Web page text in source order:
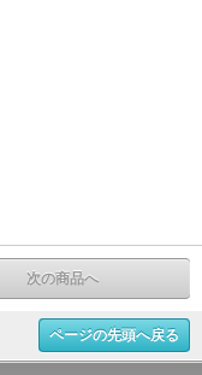
次の商品へ
ページの先頭へ戻る